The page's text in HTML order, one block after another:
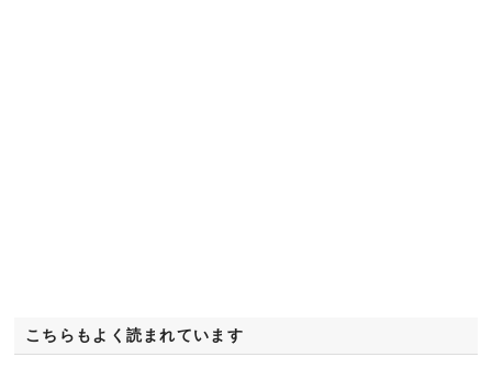
こちらもよく読まれています